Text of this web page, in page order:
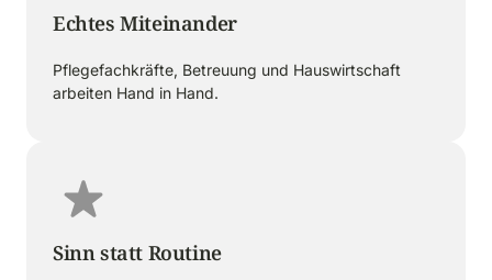
Echtes Miteinander
Pflegefachkräfte, Betreuung und Hauswirtschaft
arbeiten Hand in Hand.
Sinn statt Routine